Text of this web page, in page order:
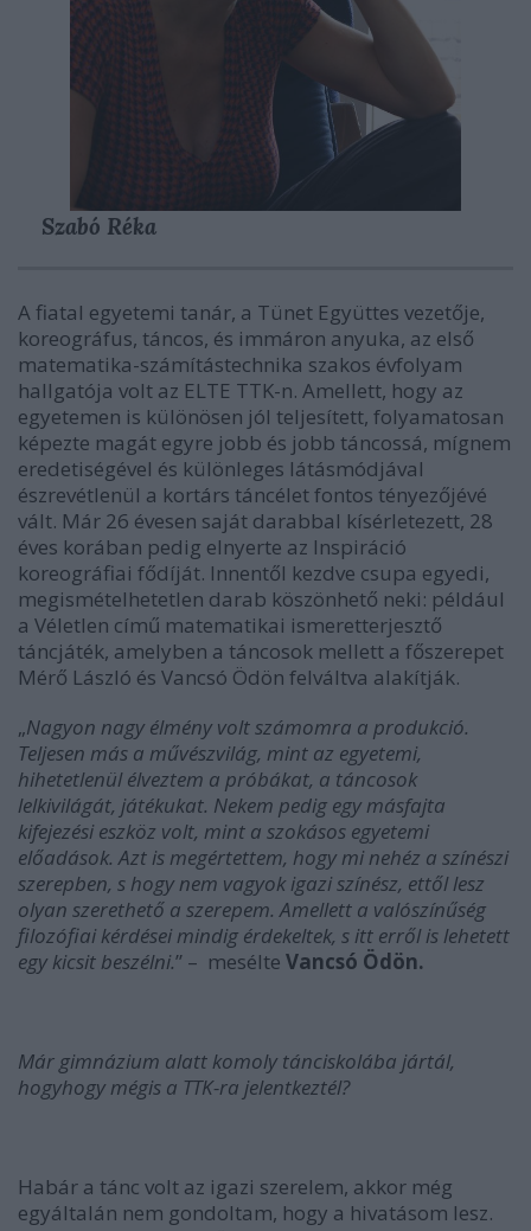
Szabó Réka
A fiatal egyetemi tanár, a Tünet Együttes vezetője,
koreográfus, táncos, és immáron anyuka, az első
matematika-számítástechnika szakos évfolyam
hallgatója volt az ELTE TTK-n. Amellett, hogy az
egyetemen is különösen jól teljesített, folyamatosan
képezte magát egyre jobb és jobb táncossá, mígnem
eredetiségével és különleges látásmódjával
észrevétlenül a kortárs táncélet fontos tényezőjévé
vált. Már 26 évesen saját darabbal kísérletezett, 28
éves korában pedig elnyerte az Inspiráció
koreográfiai fődíját. Innentől kezdve csupa egyedi,
megismételhetetlen darab köszönhető neki: például
a Véletlen című matematikai ismeretterjesztő
táncjáték, amelyben a táncosok mellett a főszerepet
Mérő László és Vancsó Ödön felváltva alakítják.
„Nagyon nagy élmény volt számomra a produkció.
Teljesen más a művészvilág, mint az egyetemi,
hihetetlenül élveztem a próbákat, a táncosok
lelkivilágát, játékukat. Nekem pedig egy másfajta
kifejezési eszköz volt, mint a szokásos egyetemi
előadások. Azt is megértettem, hogy mi nehéz a színészi
szerepben, s hogy nem vagyok igazi színész, ettől lesz
olyan szerethető a szerepem. Amellett a valószínűség
filozófiai kérdései mindig érdekeltek, s itt erről is lehetett
egy kicsit beszélni.” – mesélte Vancsó Ödön.
Már gimnázium alatt komoly tánciskolába jártál,
hogyhogy mégis a TTK-ra jelentkeztél?
Habár a tánc volt az igazi szerelem, akkor még
egyáltalán nem gondoltam, hogy a hivatásom lesz.